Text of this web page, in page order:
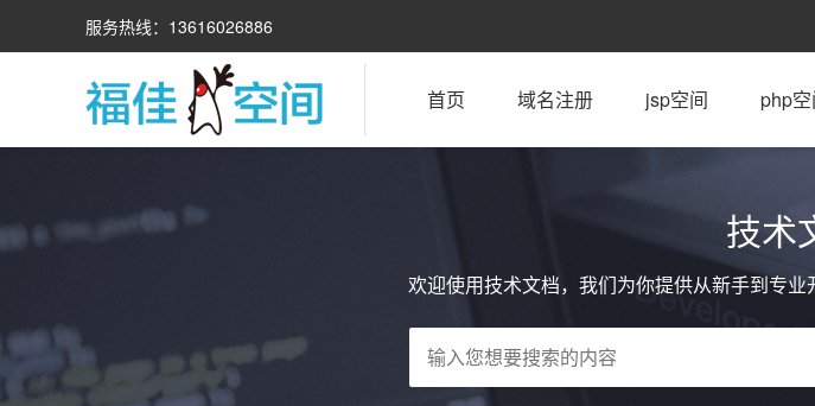
服务热线：13616026886
首页 域名注册 jsp空间 php
技术
欢迎使用技术文档，我们为你提供从新手到专